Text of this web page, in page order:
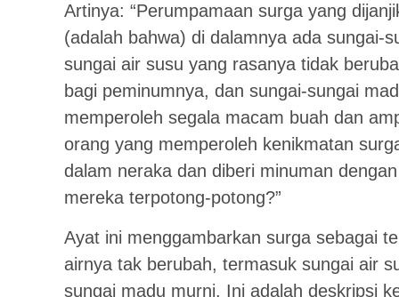
Artinya: “Perumpamaan surga yang
(adalah bahwa) di dalamnya ada sungai-
sungai air susu yang rasanya tidak
bagi peminumnya, dan sungai-sungai
memperoleh segala macam buah dan
orang yang memperoleh kenikmatan
dalam neraka dan diberi minuman
mereka terpotong-potong?”
Ayat ini menggambarkan surga sebagai
airnya tak berubah, termasuk sungai air
sungai madu murni. Ini adalah deskripsi